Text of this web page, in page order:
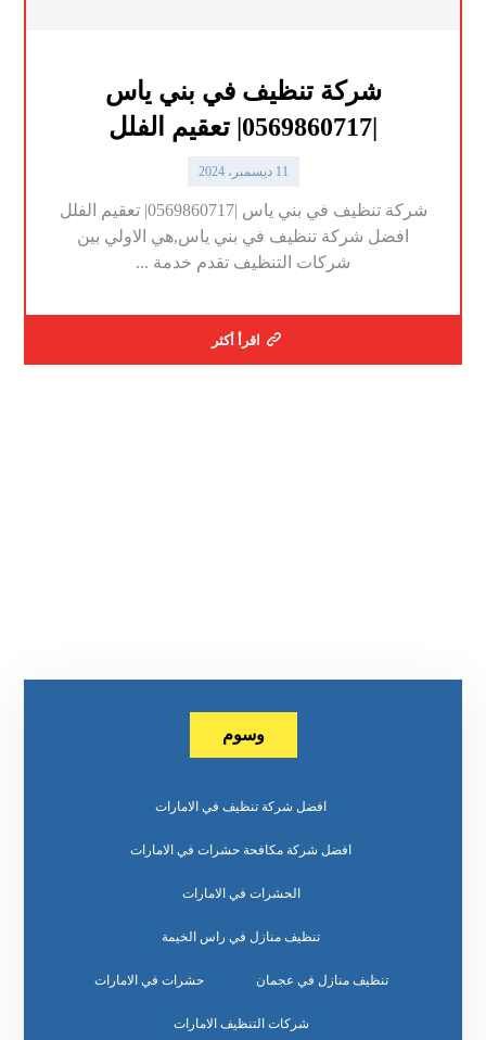
شركة تنظيف في بني ياس
11 ديسمبر، 2024
شركة تنظيف في بني ياس |0569860717| تعقيم الفلل
افضل شركة تنظيف في بني ياس,هي الاولي بين
شركات التنظيف تقدم خدمة ...
اقرأ أكثر
وسوم
افضل شركة تنظيف في الامارات
افضل شركة مكافحة حشرات في الامارات
الحشرات في الامارات
تنظيف منازل في راس الخيمة
تنظيف منازل في عجمان حشرات في الامارات
شركات التنظيف الامارات